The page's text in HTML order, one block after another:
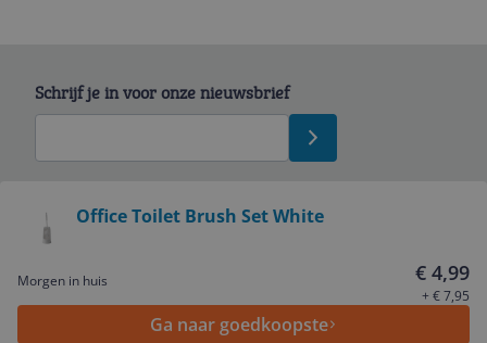
Office Toilet Brush Set White
Morgen in huis € 4,99
+ € 7,95
Ga naar goedkoopste
Schrijf je in voor onze nieuwsbrief